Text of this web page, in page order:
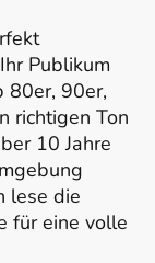
Publikum
80er, 90er,
richtigen Ton
10 Jahre
lese die
für eine volle